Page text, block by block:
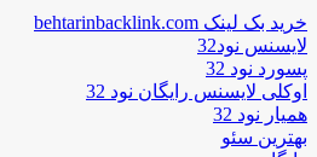
خرید بک لینک behtarinbacklink.com
لایسنس نود32
پسورد نود 32
اوکلی لایسنس رایگان نود 32
همیار نود 32
بهترین سئو